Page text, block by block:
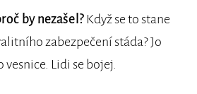
by nezašel?Když se to stane
zabezpečení stáda? Jo
Lidi se bojej.